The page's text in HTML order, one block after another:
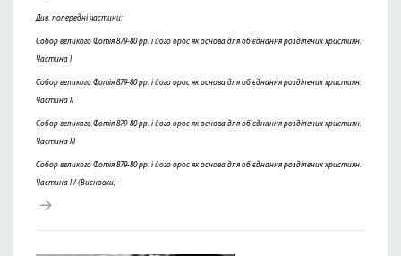
Див. попередні частини:
Собор великого Фотія 879-80 рр. і його орос як основа для об’єднання розділених християн.
Частина I
Собор великого Фотія 879-80 рр. і його орос як основа для об’єднання розділених християн.
Частина ІІ
Собор великого Фотія 879-80 рр. і його орос як основа для об’єднання розділених християн.
Частина ІІІ
Собор великого Фотія 879-80 рр. і його орос як основа для об’єднання розділених християн.
Частина ІV (Висновки)